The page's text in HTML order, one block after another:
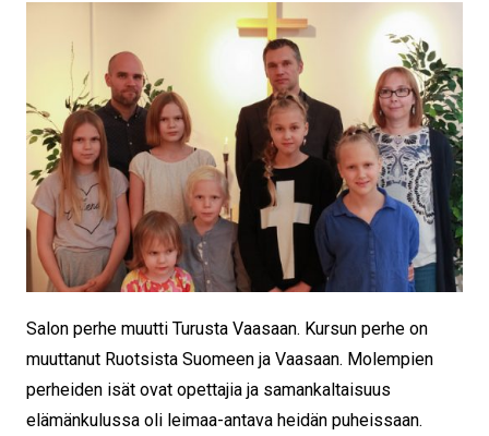
Salon perhe muutti Turusta Vaasaan. Kursun perhe on
muuttanut Ruotsista Suomeen ja Vaasaan. Molempien
perheiden isät ovat opettajia ja samankaltaisuus
elämänkulussa oli leimaa-antava heidän puheissaan.